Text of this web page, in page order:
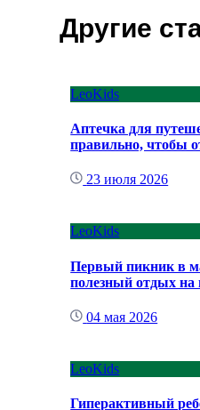
Другие
LeoKids
Аптечка для
правильно, чтобы
23 июля 2026
LeoKids
Первый пикник в
полезный отдых на
04 мая 2026
LeoKids
Гиперактивный